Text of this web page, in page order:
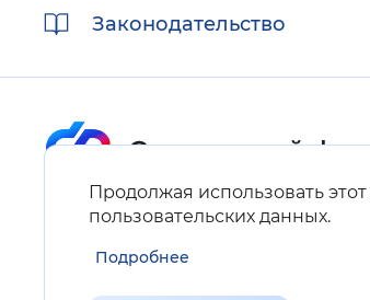
Продолжая использовать
пользовательских данных.
Подробнее
ссылкиЗаконодательство
Карта сайта
Нашли ошибку на сайте?